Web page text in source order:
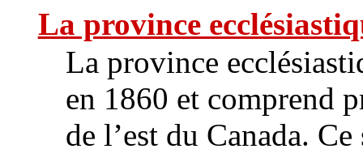
La province
La province
en 1860 et comprend
de l’est du Canada.